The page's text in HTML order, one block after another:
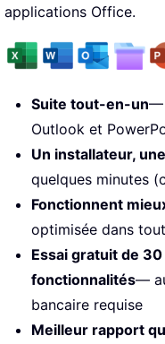
applications Office.
Suite tout-en-un—
Outlook et
Un installateur,
quelques minutes
Fonctionnent
optimisée dans
Essai gratuit de
fonctionnalités—
bancaire requise
Meilleur rapport